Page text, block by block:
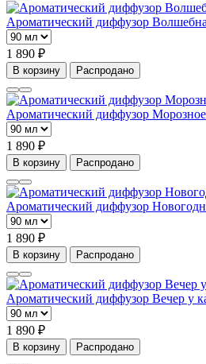
Ароматический диффузор
1 890 ₽
В корзину Распродано
Ароматический диффузор
1 890 ₽
В корзину Распродано
Ароматический диффузор
1 890 ₽
В корзину Распродано
Ароматический диффузор Вечер у
1 890 ₽
В корзину Распродано